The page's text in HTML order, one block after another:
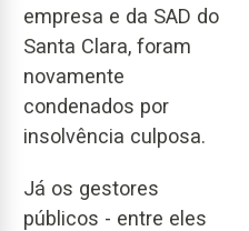
empresa e da SAD do
Santa Clara, foram
novamente
condenados por
insolvência culposa.
Já os gestores
públicos - entre eles